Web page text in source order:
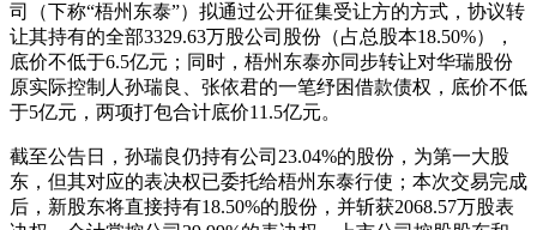
司（下称“梧州东泰”）拟通过公开征集受让方的方式，协议转
让其持有的全部3329.63万股公司股份（占总股本18.50%），
底价不低于6.5亿元；同时，梧州东泰亦同步转让对华瑞股份
原实际控制人孙瑞良、张依君的一笔纾困借款债权，底价不低
于5亿元，两项打包合计底价11.5亿元。
截至公告日，孙瑞良仍持有公司23.04%的股份，为第一大股
东，但其对应的表决权已委托给梧州东泰行使；本次交易完成
后，新股东将直接持有18.50%的股份，并斩获2068.57万股表